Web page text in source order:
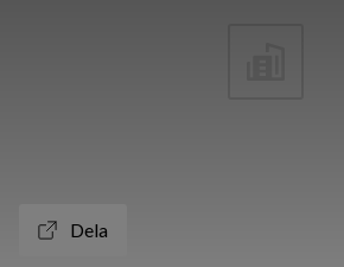
Dela